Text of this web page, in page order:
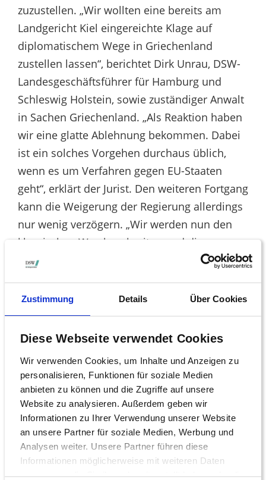
Zustimmung Details Über Cookies
Diese Webseite verwendet Cookies
Wir verwenden Cookies, um Inhalte und Anzeigen zu
personalisieren, Funktionen für soziale Medien
anbieten zu können und die Zugriffe auf unsere
Website zu analysieren. Außerdem geben wir
Informationen zu Ihrer Verwendung unserer Website
an unsere Partner für soziale Medien, Werbung und
Analysen weiter. Unsere Partner führen diese
Informationen möglicherweise mit weiteren Daten
zusammen, die Sie ihnen bereitgestellt haben oder die
zuzustellen. „Wir wollten eine bereits am
Landgericht Kiel eingereichte Klage auf
diplomatischem Wege in Griechenland
zustellen lassen“, berichtet Dirk Unrau, DSW-
Landesgeschäftsführer für Hamburg und
Schleswig Holstein, sowie zuständiger Anwalt
in Sachen Griechenland. „Als Reaktion haben
wir eine glatte Ablehnung bekommen. Dabei
ist ein solches Vorgehen durchaus üblich,
wenn es um Verfahren gegen EU-Staaten
geht“, erklärt der Jurist. Den weiteren Fortgang
kann die Weigerung der Regierung allerdings
nur wenig verzögern. „Wir werden nun den
klassischen Weg beschreiten und die
Klageschrift direkt an das zuständige
EZB auf Herausgabe wichtiger Unterlagen
verklagt
Ebenfalls im Visier der Anlegerschützer ist die
Europäische Zentralbank (EZB), die ja – genau
wie die nationalen Notenbanken – von dem
Schuldenschnitt ausgenommen war. „Für
unsere Verfahren wäre es ausgesprochen
interessant zu wissen, in welchem Umfang
die EZB zum Umschuldungszeitraum
griechische Staatsanleihen gehalten hat“, sagt